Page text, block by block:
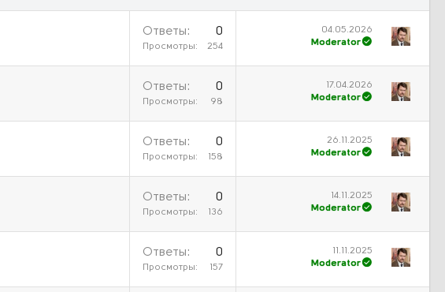
Ответы 0
Просмотры 254
04.05.2026
Moderator
Ответы 0
Просмотры 98
17.04.2026
Moderator
Ответы 0
Просмотры 158
26.11.2025
Moderator
Ответы 0
Просмотры 136
14.11.2025
Moderator
Ответы 0
Просмотры 157
11.11.2025
Moderator